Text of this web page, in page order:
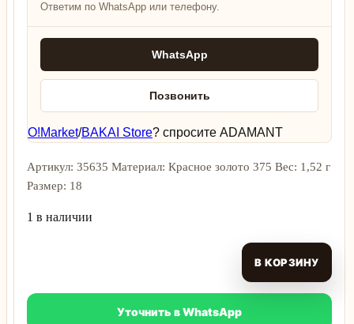
Ответим по WhatsApp или телефону.
WhatsApp
Позвонить
O!Market/BAKAI Store? спросите ADAMANT
Артикул: 35635 Материал: Красное золото 375 Вес: 1,52 г
Размер: 18
1 в наличии
В КОРЗИНУ
Уточнить в WhatsApp